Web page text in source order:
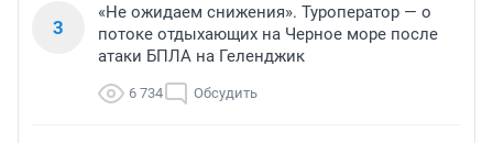
3
«Не ожидаем снижения». Туроператор — о
потоке отдыхающих на Черное море после
атаки БПЛА на Геленджик
6 734 Обсудить